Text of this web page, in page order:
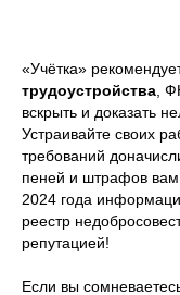
«Учётка»
трудоустройства ,
вскрыть и доказать
Устраивайте своих
требований
пеней и штрафов вам
2024 года
реестр
репутацией!
Если вы